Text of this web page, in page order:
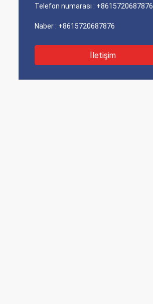
Telefon numarası : +8615720687876
Naber : +8615720687876
İletişim